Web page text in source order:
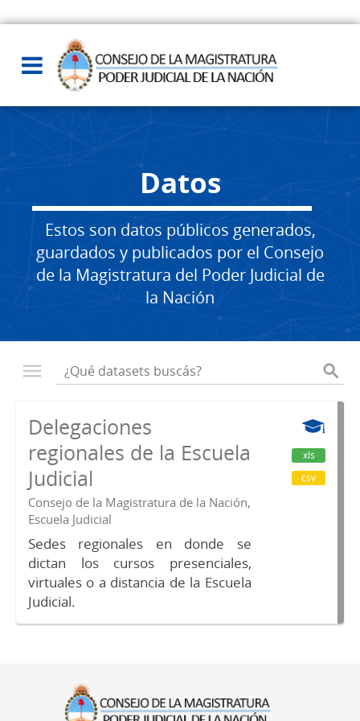
Datos
Estos son datos públicos generados,
guardados y publicados por el Consejo
de la Magistratura del Poder Judicial de
la Nación
Delegaciones
regionales de la Escuela
Judicial
Consejo de la Magistratura de la Nación,
Escuela Judicial
Sedes regionales en donde se
dictan los cursos presenciales,
virtuales o a distancia de la Escuela
Judicial.
xls
csv